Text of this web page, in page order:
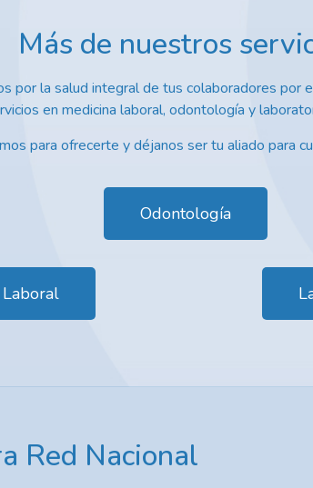
Más de nuestros
por la salud integral de tus colaboradores por
en medicina laboral, odontología y
para ofrecerte y déjanos ser tu aliado para
Odontología
Red Nacional